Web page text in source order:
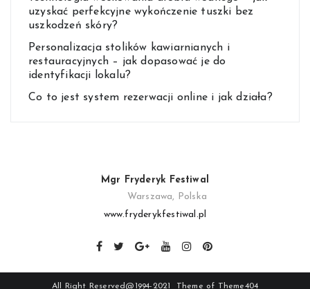
uzyskać perfekcyjne wykończenie tuszki bez
uszkodzeń skóry?
Personalizacja stolików kawiarnianych i
restauracyjnych – jak dopasować je do
identyfikacji lokalu?
Co to jest system rezerwacji online i jak działa?
Mgr Fryderyk Festiwal
Warszawa, Polska
www.fryderykfestiwal.pl
All Right Reserved@1994-2021 Theme of Theme404